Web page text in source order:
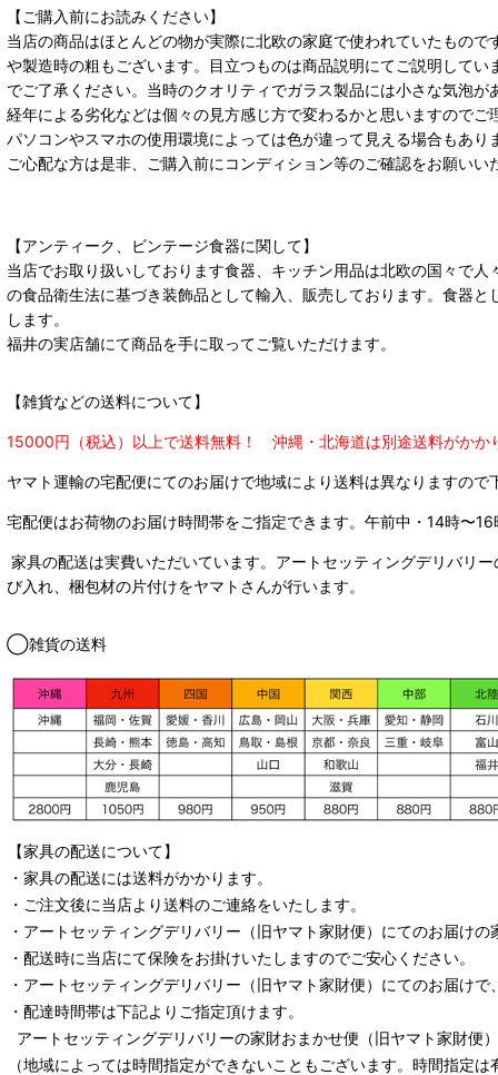
【ご購入前にお読みください】
当店の商品はほとんどの物が実際に北欧の家庭で使われていたもの
や製造時の粗もございます。目立つものは商品説明にてご説明して
でご了承ください。当時のクオリティでガラス製品には小さな気泡が
経年による劣化などは個々の見方感じ方で変わるかと思いますのでご
パソコンやスマホの使用環境によっては色が違って見える場合もあ
ご心配な方は是非、ご購入前にコンディション等のご確認をお願い
【アンティーク、ビンテージ食器に関して】
当店でお取り扱いしております食器、キッチン用品は北欧の国々で
の食品衛生法に基づき装飾品として輸入、販売しております。食器
します。
福井の実店舗にて商品を手に取ってご覧いただけます。
【雑貨などの送料について】
15000円（税込）以上で送料無料！ 沖縄・北海道は別途送料がかか
ヤマト運輸の宅配便にてのお届けで地域により送料は異なりますので
宅配便はお荷物のお届け時間帯をご指定できます。 午前中・14時〜
家具の配送は実費いただいています。アートセッティングデリバリ
び入れ、梱包材の片付けをヤマトさんが行います。
◯雑貨の送料
【家具の配送について】
・家具の配送には送料がかかります。
・ご注文後に当店より送料のご連絡をいたします。
・ アートセッティングデリバリー （旧ヤマト家財便） にてのお届けの
・配送時に当店にて保険をお掛けいたしますのでご安心ください。
・ アートセッティングデリバリー （旧ヤマト家財便） にてのお届けで
・配達時間帯は下記よりご指定頂けます。
アートセッティングデリバリーの家財おまかせ便 （旧ヤマト家財便
（地域によっては時間指定ができないこともございます。時間指定